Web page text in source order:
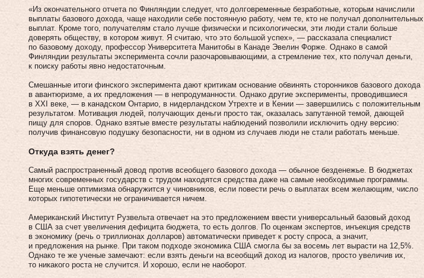
«Из окончательного отчета по Финляндии следует, что долговременные безработные, которым начислили
выплаты базового дохода, чаще находили себе постоянную работу, чем те, кто не получал дополнительных
выплат. Кроме того, получателям стало лучше физически и психологически, эти люди стали больше
доверять обществу, в котором живут. Я считаю, что это большой успех», — рассказала специалист
по базовому доходу, профессор Университета Манитобы в Канаде Эвелин Форже. Однако в самой
Финляндии результаты эксперимента сочли разочаровывающими, а стремление тех, кто получал деньги,
к поиску работы явно недостаточным.
Смешанные итоги финского эксперимента дают критикам основание обвинять сторонников базового дохода
в авантюризме, а их предложения — в непродуманности. Однако другие эксперименты, проводившиеся
в XXI веке, — в канадском Онтарио, в нидерландском Утрехте и в Кении — завершились с положительным
результатом. Мотивация людей, получающих деньги просто так, оказалась запутанной темой, дающей
пищу для споров. Однако взятые вместе результаты наблюдений позволили исключить одну версию:
получив финансовую подушку безопасности, ни в одном из случаев люди не стали работать меньше.
Откуда взять денег?
Самый распространенный довод против всеобщего базового дохода — обычное безденежье. В бюджетах
многих современных государств с трудом находятся средства даже на самые необходимые программы.
Еще меньше оптимизма обнаружится у чиновников, если повести речь о выплатах всем желающим, число
которых гипотетически не ограничивается ничем.
Американский Институт Рузвельта отвечает на это предложением ввести универсальный базовый доход
в США за счет увеличения дефицита бюджета, то есть долгов. По оценкам экспертов, инъекция средств
в экономику (речь о триллионах долларов) автоматически приведет к росту спроса, а значит,
и предложения на рынке. При таком подходе экономика США смогла бы за восемь лет вырасти на 12,5%.
Однако те же ученые замечают: если взять деньги на всеобщий доход из налогов, просто увеличив их,
то никакого роста не случится. И хорошо, если не наоборот.